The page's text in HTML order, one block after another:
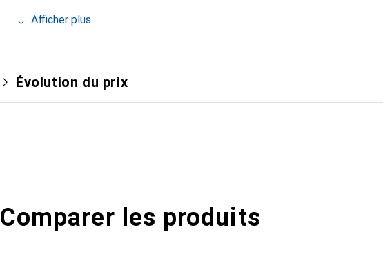
Afficher plus
Évolution du prix
Comparer les produits